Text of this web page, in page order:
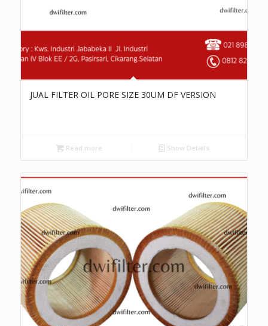
JUAL FILTER OIL PORE SIZE 30UM DF VERSION
Read more Show Details